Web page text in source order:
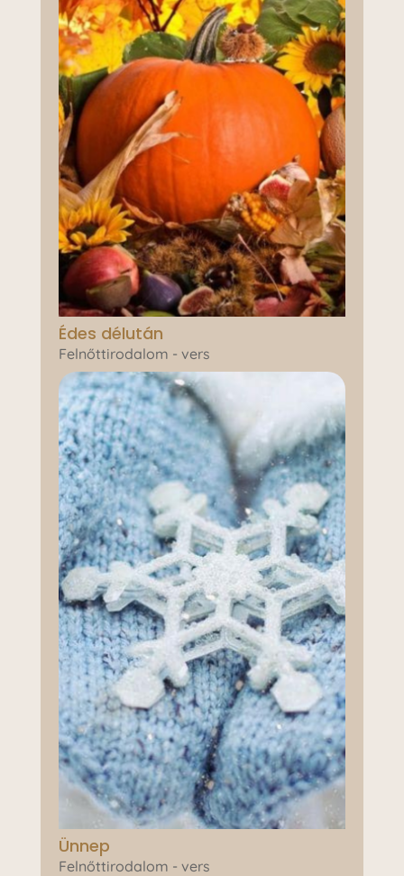
Édes délután
Felnőttirodalom - vers
Ünnep
Felnőttirodalom - vers